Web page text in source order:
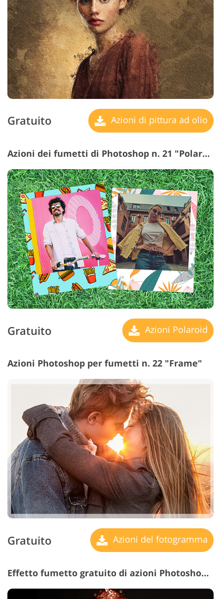
Gratuito Azioni di pittura ad olio
Azioni dei fumetti di Photoshop n. 21 "Polaroid"
Gratuito Azioni Polaroid
Azioni Photoshop per fumetti n. 22 "Frame"
Gratuito Azioni del fotogramma
Effetto fumetto gratuito di azioni Photoshop n. 23 "Shimmer"